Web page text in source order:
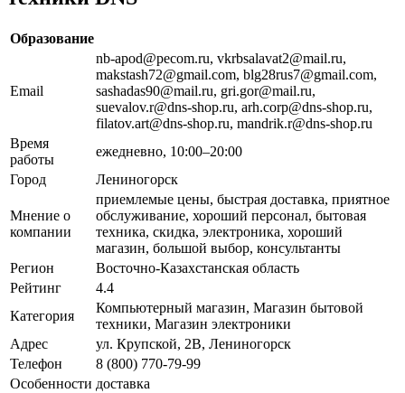
Образование
Email
nb-apod@pecom.ru, vkrbsalavat2@mail.ru,
makstash72@gmail.com, blg28rus7@gmail.com,
sashadas90@mail.ru, gri.gor@mail.ru,
suevalov.r@dns-shop.ru, arh.corp@dns-shop.ru,
filatov.art@dns-shop.ru, mandrik.r@dns-shop.ru
Время
работы
ежедневно, 10:00–20:00
Город
Лениногорск
Мнение о
компании
приемлемые цены, быстрая доставка, приятное
обслуживание, хороший персонал, бытовая
техника, скидка, электроника, хороший
магазин, большой выбор, консультанты
Регион
Восточно-Казахстанская область
Рейтинг
4.4
Категория
Компьютерный магазин, Магазин бытовой
техники, Магазин электроники
Адрес
ул. Крупской, 2В, Лениногорск
Телефон
8 (800) 770-79-99
Особенности доставка